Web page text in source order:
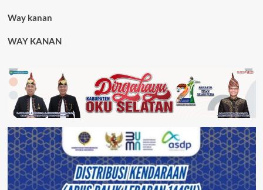
Way kanan
WAY KANAN